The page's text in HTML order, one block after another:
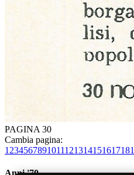
PAGINA 30
Cambia pagina:
1 23456789101112131415161718
Anni '70